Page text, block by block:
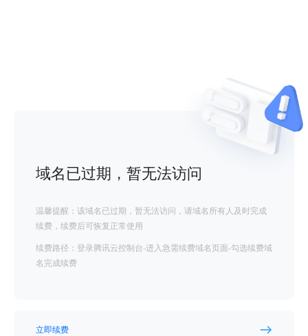
域名已过期，暂无法访问
温馨提醒：该域名已过期，暂无法访问，请域名所有人及时完成
续费，续费后可恢复正常使用
续费路径：登录腾讯云控制台-进入急需续费域名页面-勾选续费域
名完成续费
立即续费